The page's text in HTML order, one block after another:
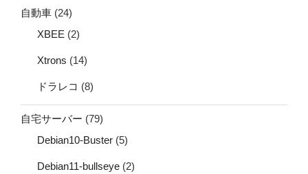
自動車 (24)
XBEE (2)
Xtrons (14)
ドラレコ (8)
自宅サーバー (79)
Debian10-Buster (5)
Debian11-bullseye (2)